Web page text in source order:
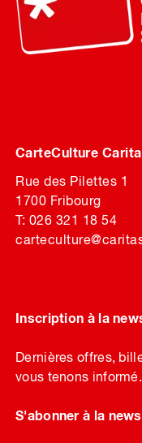
CarteCulture
Rue des Pilettes 1
1700 Fribourg
T: 026 321 18 54
Inscription à la
Dernières offres,
vous tenons informé.
S'abonner à la